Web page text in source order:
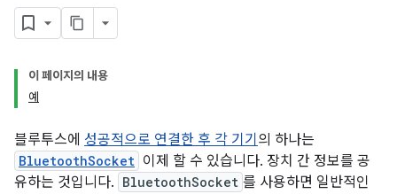
이 페이지의 내용
예
블루투스에 성공적으로 연결한 후 각 기기 의 하나는
BluetoothSocket 이제 할 수 있습니다. 장치 간 정보를 공
유하는 것입니다. BluetoothSocket 를 사용하면 일반적인